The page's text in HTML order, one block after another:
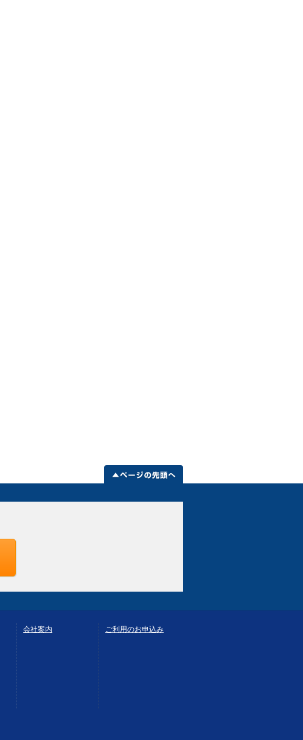
会社案内 ご利用のお申込み